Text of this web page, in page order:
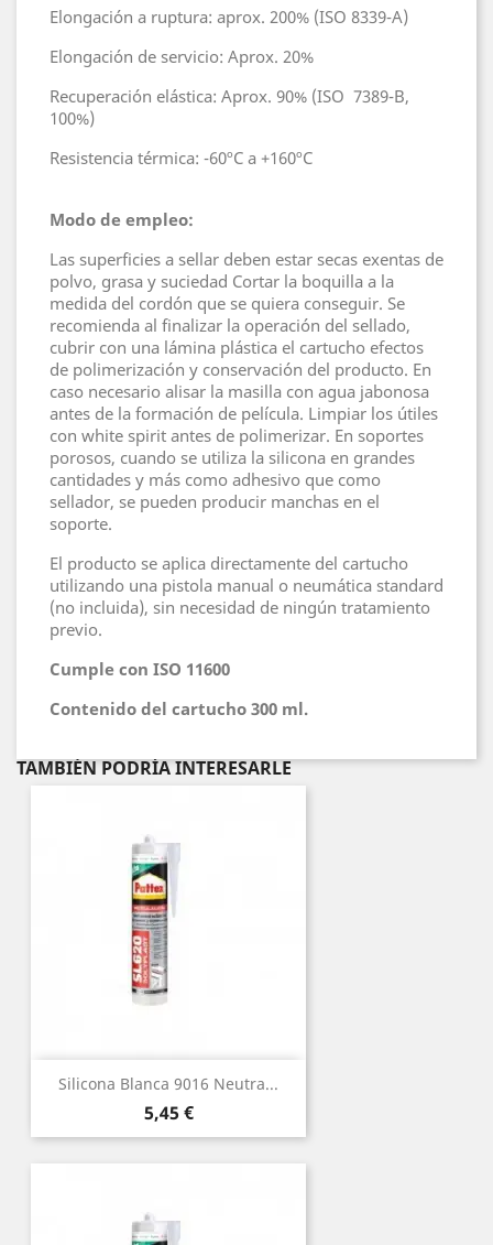
Elongación a ruptura: aprox. 200% (ISO 8339-A)
Elongación de servicio: Aprox. 20%
Recuperación elástica: Aprox. 90% (ISO 7389-B,
100%)
Resistencia térmica: -60ºC a +160ºC
Modo de empleo:
Las superficies a sellar deben estar secas exentas de
polvo, grasa y suciedad Cortar la boquilla a la
medida del cordón que se quiera conseguir. Se
recomienda al finalizar la operación del sellado,
cubrir con una lámina plástica el cartucho efectos
de polimerización y conservación del producto. En
caso necesario alisar la masilla con agua jabonosa
antes de la formación de película. Limpiar los útiles
con white spirit antes de polimerizar. En soportes
porosos, cuando se utiliza la silicona en grandes
cantidades y más como adhesivo que como
sellador, se pueden producir manchas en el
soporte.
El producto se aplica directamente del cartucho
utilizando una pistola manual o neumática standard
(no incluida), sin necesidad de ningún tratamiento
previo.
Cumple con ISO 11600
Contenido del cartucho 300 ml.
TAMBIÉN PODRÍA INTERESARLE
Silicona Blanca 9016 Neutra...
Precio
5,45 €